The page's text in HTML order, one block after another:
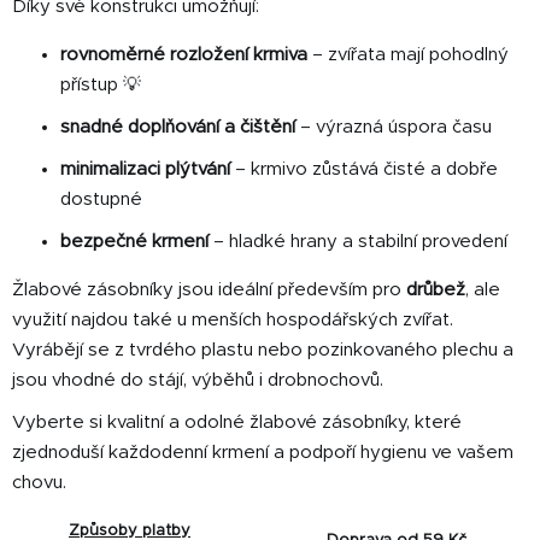
ý
s
u
Díky své konstrukci umožňují:
rovnoměrné rozložení krmiva – zvířata mají pohodlný
přístup 💡
snadné doplňování a čištění– výrazná úspora času
minimalizaci plýtvání– krmivo zůstává čisté a dobře
dostupné
bezpečné krmení– hladké hrany a stabilní provedení
Žlabové zásobníky jsou ideální především pro drůbež, ale
využití najdou také u menších hospodářských zvířat.
Vyrábějí se z tvrdého plastu nebo pozinkovaného plechu a
jsou vhodné do stájí, výběhů i drobnochovů.
Vyberte si kvalitní a odolné žlabové zásobníky, které
zjednoduší každodenní krmení a podpoří hygienu ve vašem
chovu.
Způsoby platby